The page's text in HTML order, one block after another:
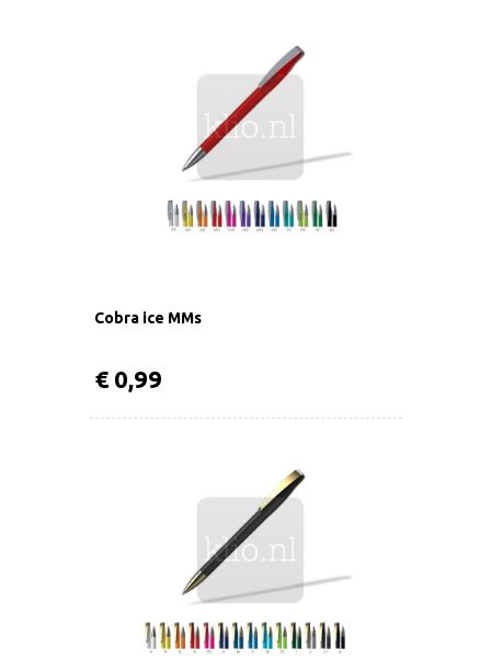
Cobra ice MMs
€ 0,99